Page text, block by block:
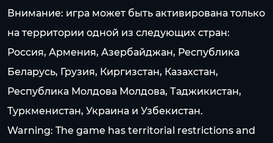
Внимание: игра может быть активирована только
на территории одной из следующих стран:
Россия, Армения, Азербайджан, Республика
Беларусь, Грузия, Киргизстан, Казахстан,
Республика Молдова Молдова, Таджикистан,
Туркменистан, Украина и Узбекистан.
Warning: The game has territorial restrictions and